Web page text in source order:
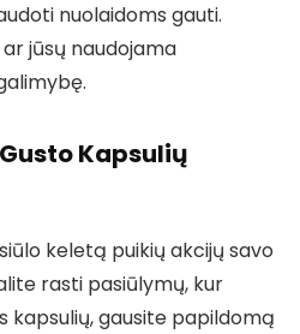
nuolaidoms gauti.
jūsų naudojama
Kapsulių
keletą puikių akcijų savo
rasti pasiūlymų, kur
kapsulių, gausite papildomą